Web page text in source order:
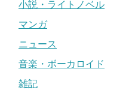
小説・ライトノベル
マンガ
ニュース
音楽・ボーカロイド
雑記